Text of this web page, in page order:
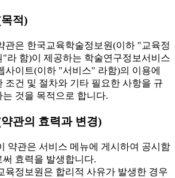
적)
관은 한국교육학술정보원(이하 "교육정
"라 함)이 제공하는 학술연구정보서비스
사이트(이하 "서비스" 라함)의 이용에
조건 및 절차와 기타 필요한 사항을 규
는 것을 목적으로 합니다.
관의 효력과 변경)
약관은 서비스 메뉴에 게시하여 공시함
써 효력을 발생합니다.
정보원은 합리적 사유가 발생한 경우